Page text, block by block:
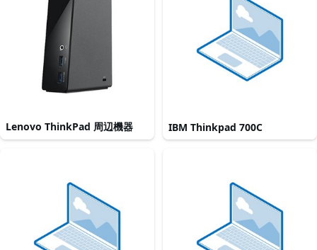
Lenovo ThinkPad 周辺機器 IBM Thinkpad 700C